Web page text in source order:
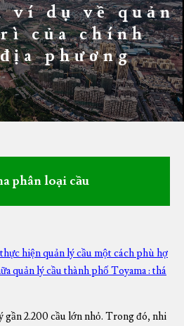
dụ về quản
của chính
phương
phân loại cầu
hiện quản lý cầu một cách phù hợ
quản lý cầu thành phố Toyama : thá
gần 2.200 cầu lớn nhỏ. Trong đó, nhi